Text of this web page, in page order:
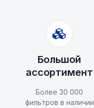
Большой
ассортимент
Более 30 000
фильтров в наличии